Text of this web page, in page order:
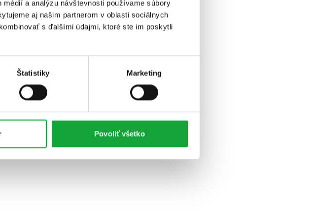
a analýzu návštevnosti používame súbory
aj našim partnerom v oblasti sociálnych
s ďalšími údajmi, ktoré ste im poskytli
Štatistiky Marketing
Povoliť všetko